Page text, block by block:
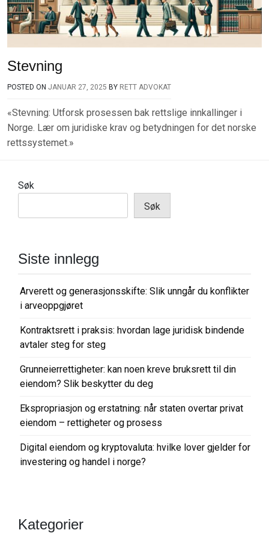
Stevning
POSTED ON JANUAR 27, 2025 BY RETT ADVOKAT
«Stevning: Utforsk prosessen bak rettslige innkallinger i
Norge. Lær om juridiske krav og betydningen for det norske
rettssystemet.»
Søk
Søk
Siste innlegg
Arverett og generasjonsskifte: Slik unngår du konflikter
i arveoppgjøret
Kontraktsrett i praksis: hvordan lage juridisk bindende
avtaler steg for steg
Grunneierrettigheter: kan noen kreve bruksrett til din
eiendom? Slik beskytter du deg
Ekspropriasjon og erstatning: når staten overtar privat
eiendom – rettigheter og prosess
Digital eiendom og kryptovaluta: hvilke lover gjelder for
investering og handel i norge?
Kategorier